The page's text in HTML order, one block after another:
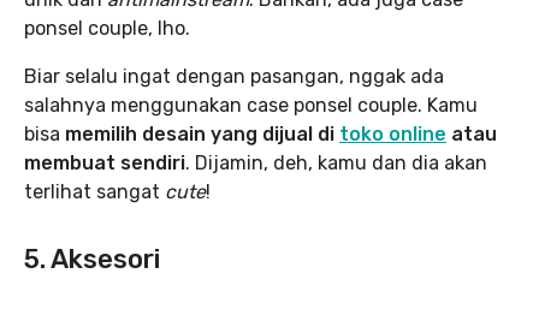
ponsel couple, lho.
Biar selalu ingat dengan pasangan, nggak ada
salahnya menggunakan case ponsel couple. Kamu
bisa memilih desain yang dijual di toko online atau
membuat sendiri. Dijamin, deh, kamu dan dia akan
terlihat sangat cute!
5. Aksesori